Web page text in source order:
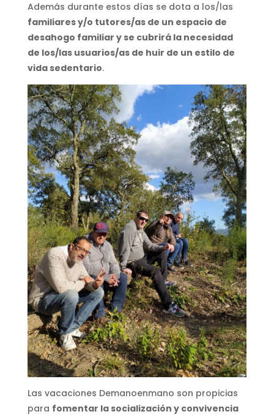
Además durante estos días se dota a los/las
familiares y/o tutores/as de un espacio de
desahogo familiar y se cubrirá la necesidad
de los/las usuarios/as de huir de un estilo de
vida sedentario.
Las vacaciones Demanoenmano son propicias
para fomentar la socialización y convivencia